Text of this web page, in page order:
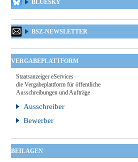
BLUESKY
BSZ-NEWSLETTER
VERGABEPLATTFORM
Staatsanzeiger eServices
die Vergabeplattform für öffentliche
Ausschreibungen und Aufträge
Ausschreiber
Bewerber
BEILAGEN